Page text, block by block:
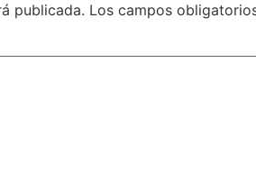
publicada. Los campos